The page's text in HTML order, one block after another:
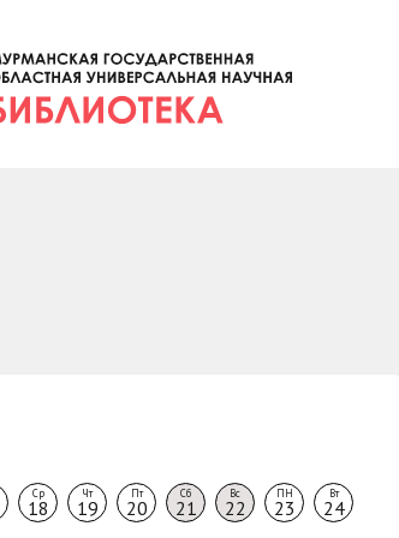
Ср
18
Чт
19
Пт
20
Сб
21
Вс
22
ПН
23
Вт
24